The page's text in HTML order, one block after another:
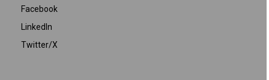
Facebook
LinkedIn
Twitter/X